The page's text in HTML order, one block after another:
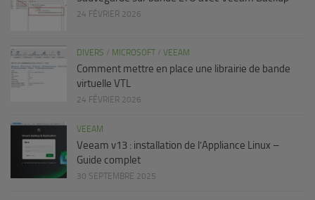
24 FÉVRIER 2026
DIVERS / MICROSOFT / VEEAM
Comment mettre en place une librairie de bande
virtuelle VTL
24 FÉVRIER 2026
VEEAM
Veeam v13 : installation de l’Appliance Linux –
Guide complet
30 SEPTEMBRE 2025